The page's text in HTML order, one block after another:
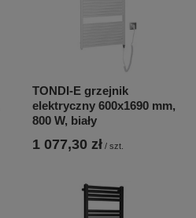
TONDI-E grzejnik
elektryczny 600x1690 mm,
800 W, biały
1 077,30 zł / szt.